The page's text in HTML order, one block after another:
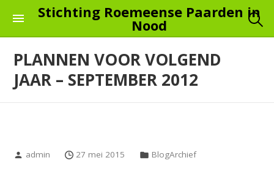
the
content
Stichting Roemeense Paarden in
Nood
PLANNEN VOOR VOLGEND
JAAR – SEPTEMBER 2012
admin 27 mei 2015 BlogArchief